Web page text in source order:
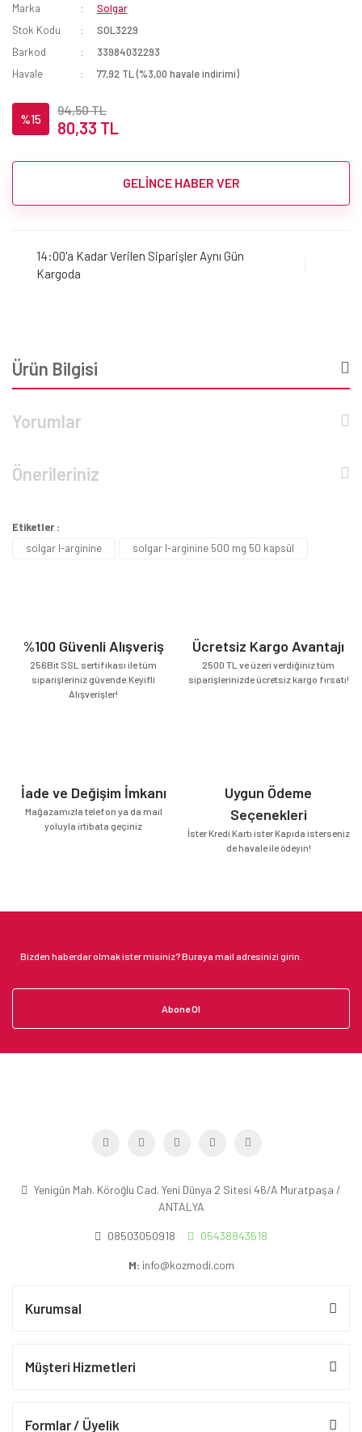
Marka
Solgar
Stok Kodu
SOL3229
Barkod
33984032293
Havale
77,92 TL (%3,00 havale indirimi)
%15
94,50 TL
80,33 TL
GELİNCE HABER VER
14:00'a Kadar Verilen Siparişler Aynı Gün
Kargoda
Ürün Bilgisi
Yorumlar
Önerileriniz
Etiketler :
solgar l-arginine
solgar l-arginine 500 mg 50 kapsül
%100 Güvenli Alışveriş
256Bit SSL sertifikası ile tüm
siparişleriniz güvende.Keyifli
Alışverişler!
Ücretsiz Kargo Avantajı
2500 TL ve üzeri verdiğiniz tüm
siparişlerinizde ücretsiz kargo fırsatı!
İade ve Değişim İmkanı
Mağazamızla telefon ya da mail
yoluyla irtibata geçiniz
Uygun Ödeme
Seçenekleri
İster Kredi Kartı ister Kapıda isterseniz
de havale ile ödeyin!
Abone Ol
Yenigün Mah. Köroğlu Cad. Yeni Dünya 2 Sitesi 46/A Muratpaşa /
ANTALYA
08503050918 05438843618
M: info@kozmodi.com
Kurumsal
Müşteri Hizmetleri
Formlar / Üyelik